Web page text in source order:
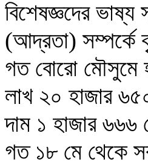
বিশেষজ্ঞদের ভাষ্য
(আদ্রতা) সম্পর্কে
গত বোরো মৌসুমে
লাখ ২০ হাজার
দাম ১ হাজার
গত ১৮ মে থেকে